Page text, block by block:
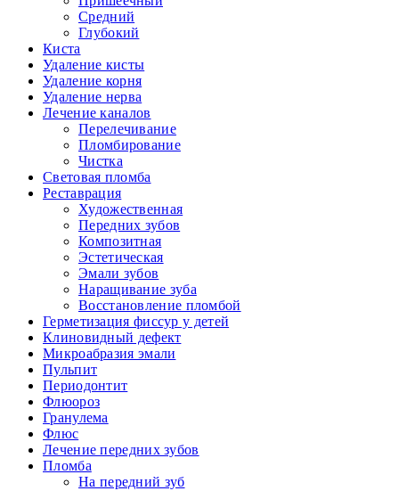
Средний
Глубокий
Киста
Удаление кисты
Удаление корня
Удаление нерва
Лечение каналов
Перелечивание
Пломбирование
Чистка
Световая пломба
Реставрация
Художественная
Передних зубов
Композитная
Эстетическая
Эмали зубов
Наращивание зуба
Восстановление пломбой
Герметизация фиссур у детей
Клиновидный дефект
Микроабразия эмали
Пульпит
Периодонтит
Флюороз
Гранулема
Флюс
Лечение передних зубов
Пломба
На передний зуб